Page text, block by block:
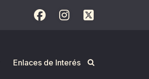
Enlaces de Interés